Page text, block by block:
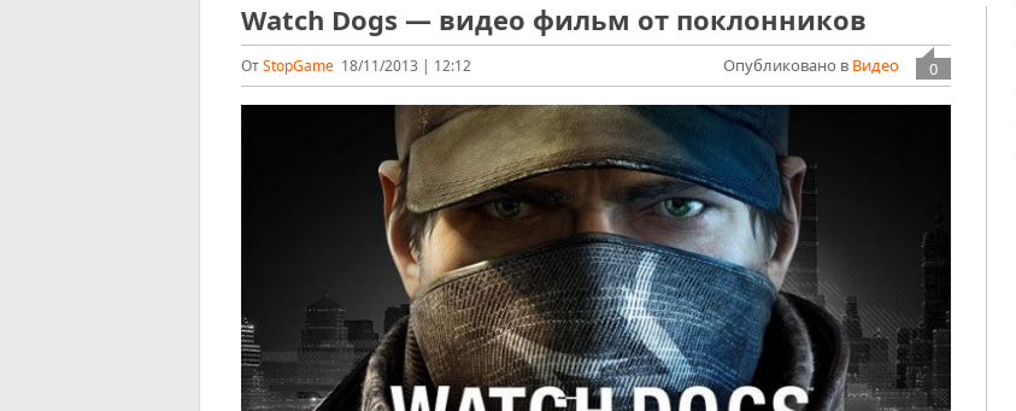
Watch Dogs — видео фильм от поклонников
ОтStopGame 18/11/2013 | 12:12 0
Опубликовано в Видео